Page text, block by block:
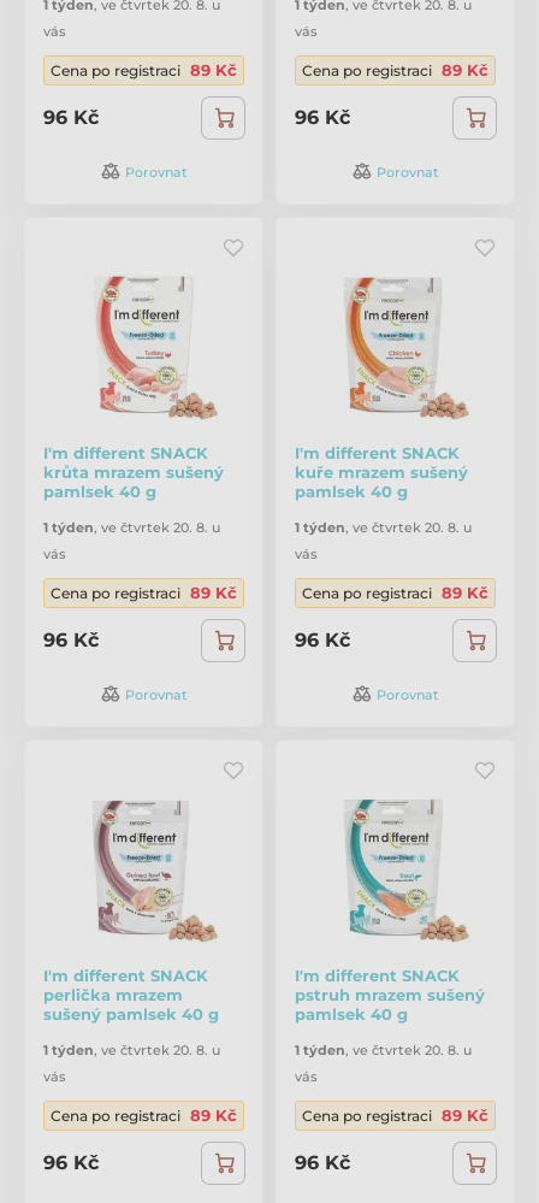
1 týden, ve čtvrtek 20. 8. u
vás
Cena po registraci 89 Kč
96 Kč
Porovnat
1 týden, ve čtvrtek 20. 8. u
vás
Cena po registraci 89 Kč
96 Kč
Porovnat
I'm different SNACK
krůta mrazem sušený
pamlsek 40 g
1 týden, ve čtvrtek 20. 8. u
vás
Cena po registraci 89 Kč
96 Kč
Porovnat
I'm different SNACK
kuře mrazem sušený
pamlsek 40 g
1 týden, ve čtvrtek 20. 8. u
vás
Cena po registraci 89 Kč
96 Kč
Porovnat
I'm different SNACK
perlička mrazem
sušený pamlsek 40 g
1 týden, ve čtvrtek 20. 8. u
vás
Cena po registraci 89 Kč
96 Kč
I'm different SNACK
pstruh mrazem sušený
pamlsek 40 g
1 týden, ve čtvrtek 20. 8. u
vás
Cena po registraci 89 Kč
96 Kč